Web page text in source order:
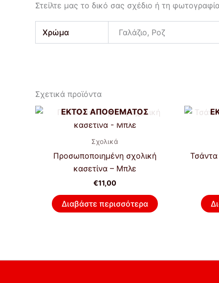
Στείλτε μας το δικό σας σχέδιο ή τη
Χρώμα Γαλάζιο, Ροζ
Σχετικά προϊόντα
ΕΚΤΌΣ ΑΠΟΘΈΜΑΤΟΣ
Σχολικά
Προσωποποιημένη σχολική
κασετίνα – Μπλε
€11,00
Διαβάστε περισσότερα